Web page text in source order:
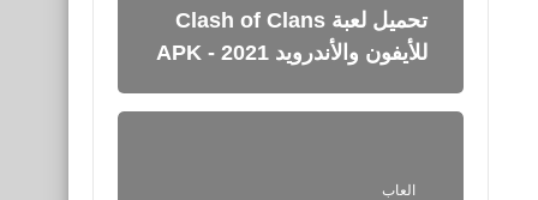
تحميل لعبة Clash of Clans
للأيفون والأندرويد APK - 2021
العاب